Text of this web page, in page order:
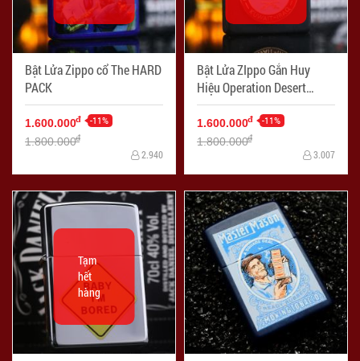
Bật Lửa Zippo cổ The HARD
PACK
1.600.000đ -11%
1.800.000đ
2.940
Bật Lửa ZIppo Gắn Huy
Hiệu Operation Desert
Storm
1.600.000đ -11%
1.800.000đ
3.007
Tạm
hết
hàng